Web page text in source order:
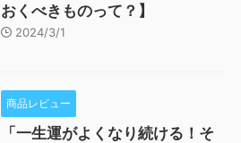
おくべきものって？】
2024/3/1
商品レビュー
「一生運がよくなり続ける！そ